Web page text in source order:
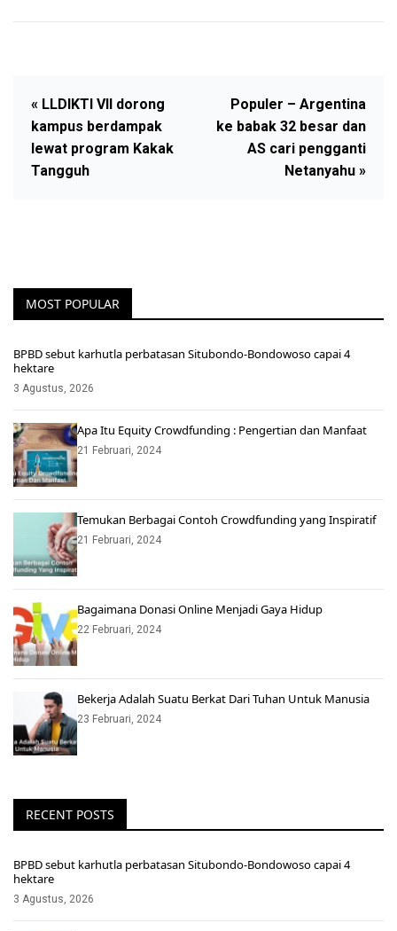
« LLDIKTI VII dorong
kampus berdampak
lewat program Kakak
Tangguh
Populer – Argentina
ke babak 32 besar dan
AS cari pengganti
Netanyahu »
MOST POPULAR
BPBD sebut karhutla perbatasan Situbondo-Bondowoso capai 4
hektare
3 Agustus, 2026
Apa Itu Equity Crowdfunding : Pengertian dan Manfaat
21 Februari, 2024
Temukan Berbagai Contoh Crowdfunding yang Inspiratif
21 Februari, 2024
Bagaimana Donasi Online Menjadi Gaya Hidup
22 Februari, 2024
Bekerja Adalah Suatu Berkat Dari Tuhan Untuk Manusia
23 Februari, 2024
RECENT POSTS
BPBD sebut karhutla perbatasan Situbondo-Bondowoso capai 4
hektare
3 Agustus, 2026